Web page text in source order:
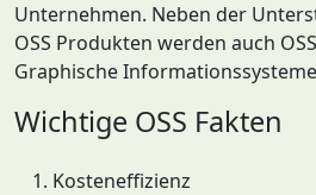
Unternehmen. Neben der
OSS Produkten werden auch
Graphische
Wichtige OSS Fakten
Kosteneffizienz